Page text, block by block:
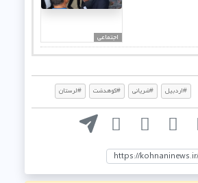
اجتماعی
#اردبیل #شریانی #کوهدشت #لرستان